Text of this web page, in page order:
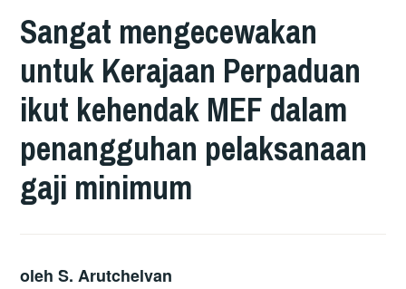
Sangat mengecewakan
untuk Kerajaan Perpaduan
ikut kehendak MEF dalam
penangguhan pelaksanaan
gaji minimum
oleh S. Arutchelvan